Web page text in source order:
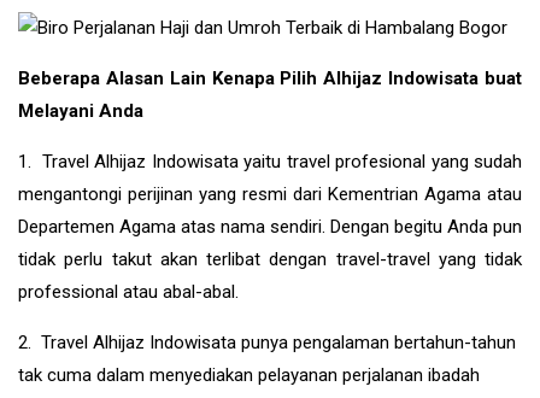
Beberapa Alasan Lain Kenapa Pilih Alhijaz Indowisata buat
Melayani Anda
1. Travel Alhijaz Indowisata yaitu travel profesional yang sudah
mengantongi perijinan yang resmi dari Kementrian Agama atau
Departemen Agama atas nama sendiri. Dengan begitu Anda pun
tidak perlu takut akan terlibat dengan travel-travel yang tidak
professional atau abal-abal.
2. Travel Alhijaz Indowisata punya pengalaman bertahun-tahun
tak cuma dalam menyediakan pelayanan perjalanan ibadah